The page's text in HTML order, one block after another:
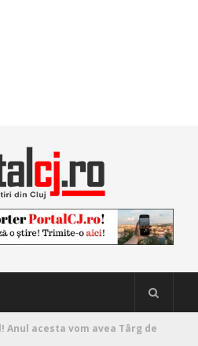
Anul acesta vom avea Târg de